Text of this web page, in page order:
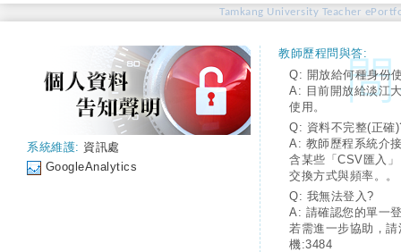
Tamkang University Teacher
系統維護: 資訊處
GoogleAnalytics
教師歷程問與答:
Q: 開放給何種身份
A: 目前開放給淡江
使用。
Q: 資料不完整(正確
A: 教師歷程系統介
含某些「CSV匯入
交換方式與頻率。。
Q: 我無法登入?
A: 請確認您的單一
若需進一步協助，
機:3484